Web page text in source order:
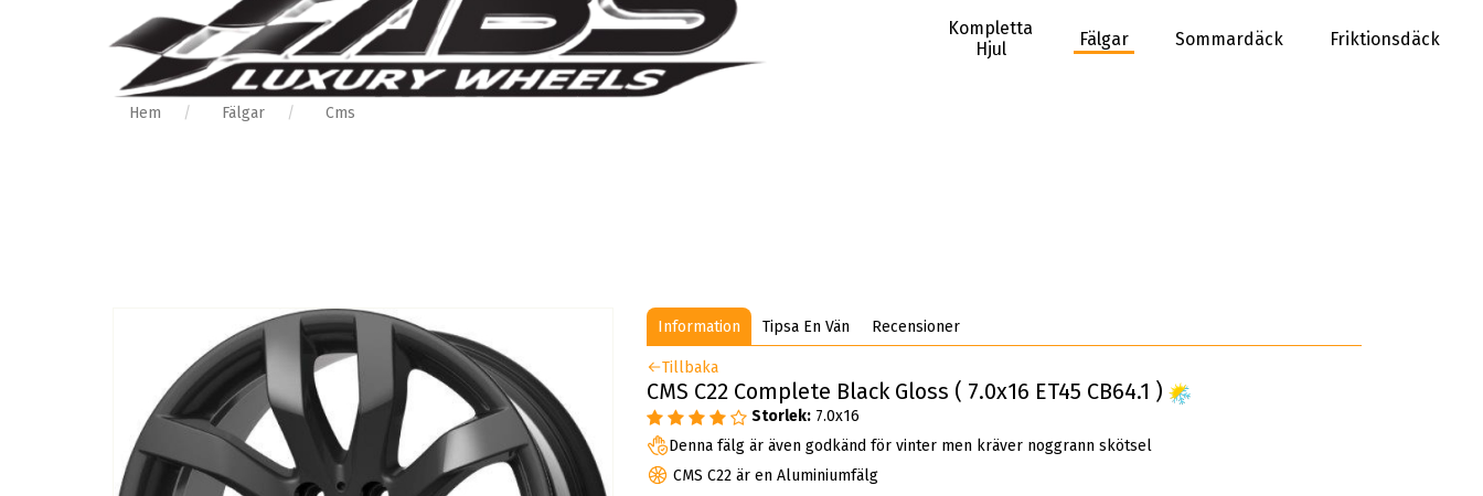
Kompletta
Hjul
Fälgar Sommardäck Friktionsdäck
Hem Fälgar Cms
Information Tipsa En Vän Recensioner
Tillbaka
CMS C22 Complete Black Gloss ( 7.0x16 ET45 CB64.1 )
Storlek: 7.0x16
Denna fälg är även godkänd för vinter men kräver noggrann skötsel
CMS C22 är en Aluminiumfälg